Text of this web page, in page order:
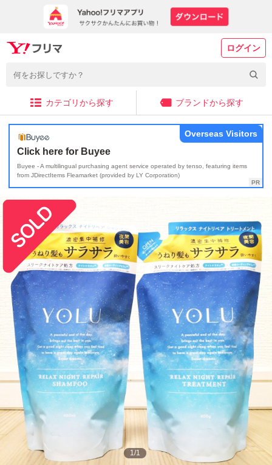
ログイン
カテゴリから探す ブランドから探す
Click here for Buyee
Buyee - A multilingual purchasing agent service operated by tenso, featuring items
from JDirectItems Fleamarket (provided by LY Corporation)
Overseas Visitors
1/1